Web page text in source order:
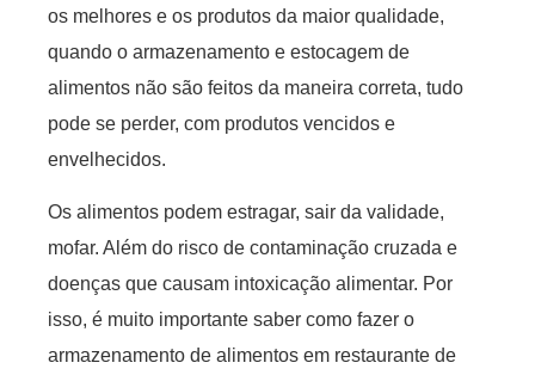
os melhores e os produtos da maior qualidade,
quando o armazenamento e estocagem de
alimentos não são feitos da maneira correta, tudo
pode se perder, com produtos vencidos e
envelhecidos.
Os alimentos podem estragar, sair da validade,
mofar. Além do risco de contaminação cruzada e
doenças que causam intoxicação alimentar. Por
isso, é muito importante saber como fazer o
armazenamento de alimentos em restaurante de